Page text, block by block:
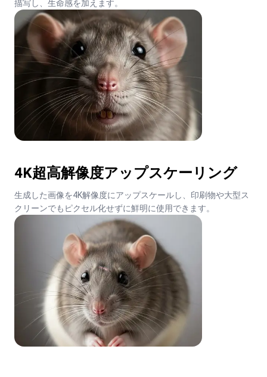
描写し、生命感を加えます。
4K超高解像度アップスケーリング
生成した画像を4K解像度にアップスケールし、印刷物や大型ス
クリーンでもピクセル化せずに鮮明に使用できます。